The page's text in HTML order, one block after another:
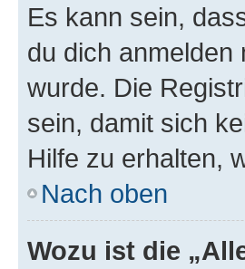
Es kann sein,
du dich
wurde. Die
sein, damit sich
Hilfe zu erhalten,
Nach oben
Wozu ist die